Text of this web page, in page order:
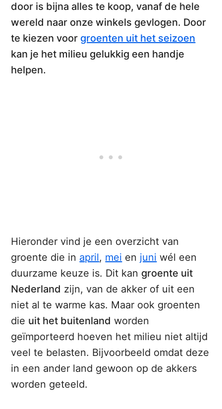
door is bijna alles te koop, vanaf de hele
wereld naar onze winkels gevlogen. Door
te kiezen voor groenten uit het seizoen
kan je het milieu gelukkig een handje
helpen.
Hieronder vind je een overzicht van
groente die in april, mei en juni wél een
duurzame keuze is. Dit kan groente uit
Nederland zijn, van de akker of uit een
niet al te warme kas. Maar ook groenten
die uit het buitenland worden
geïmporteerd hoeven het milieu niet altijd
veel te belasten. Bijvoorbeeld omdat deze
in een ander land gewoon op de akkers
worden geteeld.